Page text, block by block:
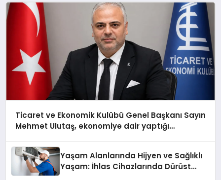
Ticaret ve Ekonomik Kulübü Genel Başkanı Sayın
Mehmet Ulutaş, ekonomiye dair yaptığı
Yaşam Alanlarında Hijyen ve Sağlıklı
Yaşam: İhlas Cihazlarında Dürüst